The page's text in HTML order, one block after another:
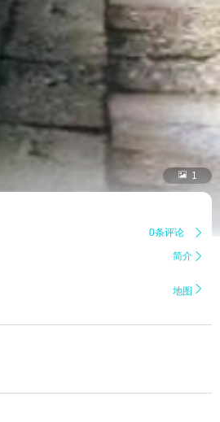
 1
0条评论 
简介 
地图 